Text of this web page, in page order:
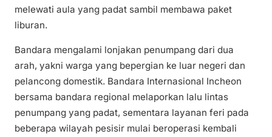
melewati aula yang padat sambil membawa paket
liburan.
Bandara mengalami lonjakan penumpang dari dua
arah, yakni warga yang bepergian ke luar negeri dan
pelancong domestik. Bandara Internasional Incheon
bersama bandara regional melaporkan lalu lintas
penumpang yang padat, sementara layanan feri pada
beberapa wilayah pesisir mulai beroperasi kembali